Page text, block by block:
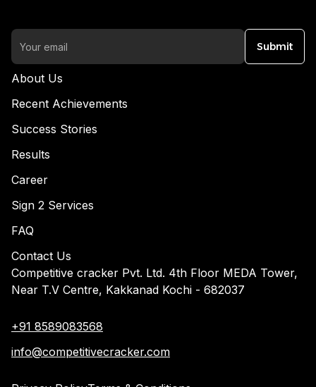
Submit
About Us
Recent Achievements
Success Stories
Results
Career
Sign 2 Services
FAQ
Contact Us
Competitive cracker Pvt. Ltd. 4th Floor MEDA Tower,
Near T.V Centre, Kakkanad Kochi - 682037
+91 8589083568
info@competitivecracker.com